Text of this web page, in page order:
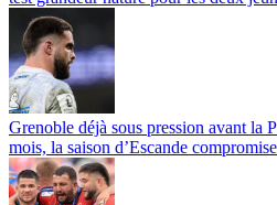
Grenoble déjà sous pression avant la
mois, la saison d’Escande